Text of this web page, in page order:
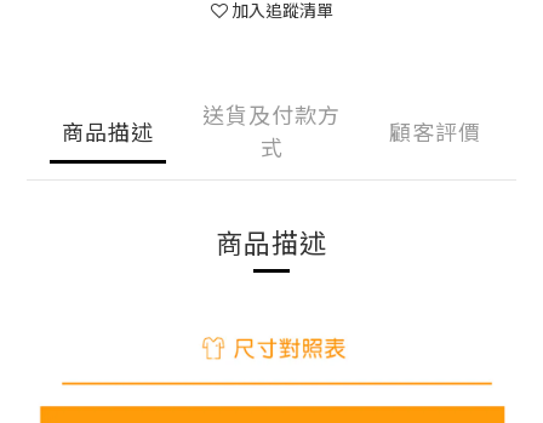
加入追蹤清單
商品描述
送貨及付款方
式
顧客評價
商品描述